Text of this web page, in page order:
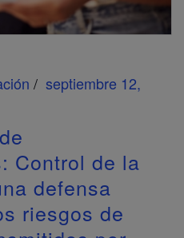
septiembre 12,
Control de la
defensa
riesgos de